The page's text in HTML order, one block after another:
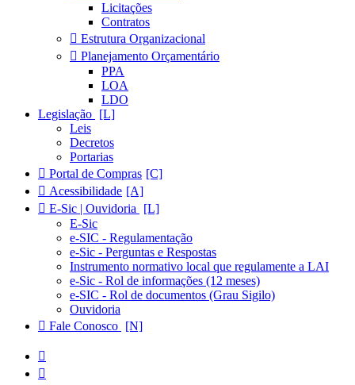
Licitações
Contratos
Estrutura Organizacional
Planejamento Orçamentário
PPA
LOA
LDO
Legislação
Leis
Decretos
Portarias
Portal de Compras
Acessibilidade
E-Sic | Ouvidoria
E-Sic
e-SIC - Regulamentação
e-Sic - Perguntas e Respostas
Instrumento normativo local que regulamente a LAI
e-Sic - Rol de informações (12 meses)
e-SIC - Rol de documentos (Grau Sigilo)
Ouvidoria
Fale Conosco